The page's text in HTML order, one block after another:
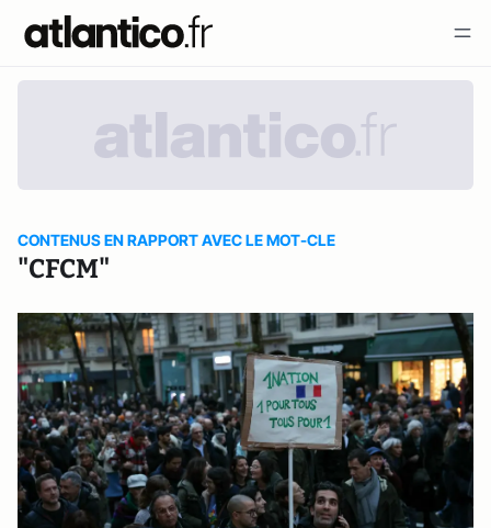
CONTENUS EN RAPPORT AVEC LE MOT-CLE
"CFCM"